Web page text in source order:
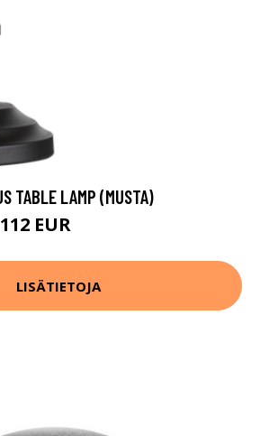
TABLE LAMP (MUSTA)
112 EUR
LISÄTIETOJA